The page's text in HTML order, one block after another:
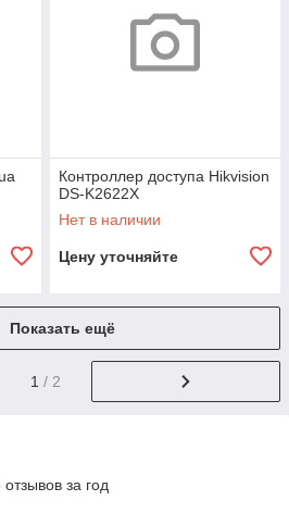
Контроллер доступа Hikvision
DS-K2622X
Нет в наличии
Цену уточняйте
Показать ещё
1 / 2
за год